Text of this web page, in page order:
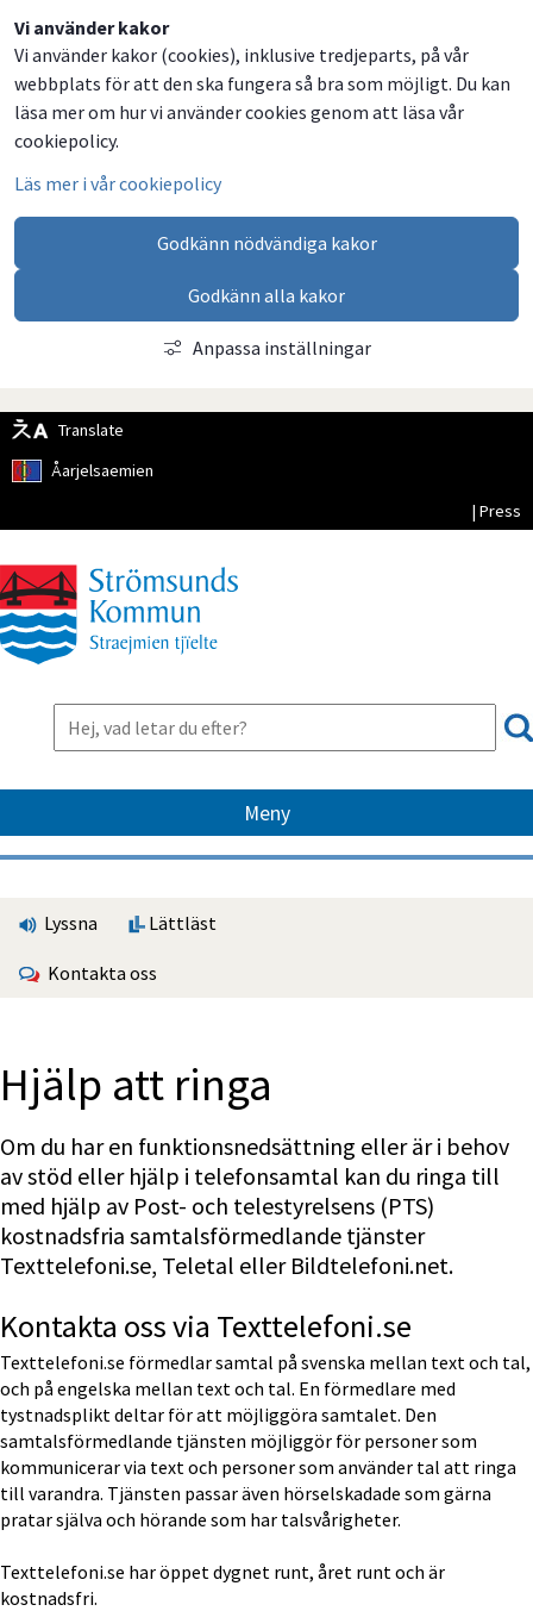
Vi använder kakor
Vi använder kakor (cookies), inklusive tredjeparts, på vår
webbplats för att den ska fungera så bra som möjligt. Du kan
läsa mer om hur vi använder cookies genom att läsa vår
cookiepolicy.
Läs mer i vår cookiepolicy
Godkänn nödvändiga kakor
Godkänn alla kakor
Anpassa inställningar
Translate
Åarjelsaemien
| Press
Meny
Lyssna Lättläst
Kontakta oss
Hjälp att ringa
Om du har en funktionsnedsättning eller är i behov
av stöd eller hjälp i telefonsamtal kan du ringa till
med hjälp av Post- och telestyrelsens (PTS)
kostnadsfria samtalsförmedlande tjänster
Texttelefoni.se, Teletal eller Bildtelefoni.net.
Kontakta oss via Texttelefoni.se
Texttelefoni.se förmedlar samtal på svenska mellan text och tal,
och på engelska mellan text och tal. En förmedlare med
tystnadsplikt deltar för att möjliggöra samtalet. Den
samtalsförmedlande tjänsten möjliggör för personer som
kommunicerar via text och personer som använder tal att ringa
till varandra. Tjänsten passar även hörselskadade som gärna
pratar själva och hörande som har talsvårigheter.
Texttelefoni.se har öppet dygnet runt, året runt och är
kostnadsfri.
Dela
på
Facebook
Dela
på
Twitter
Dela
på
LinkedIn
Dela
via
email